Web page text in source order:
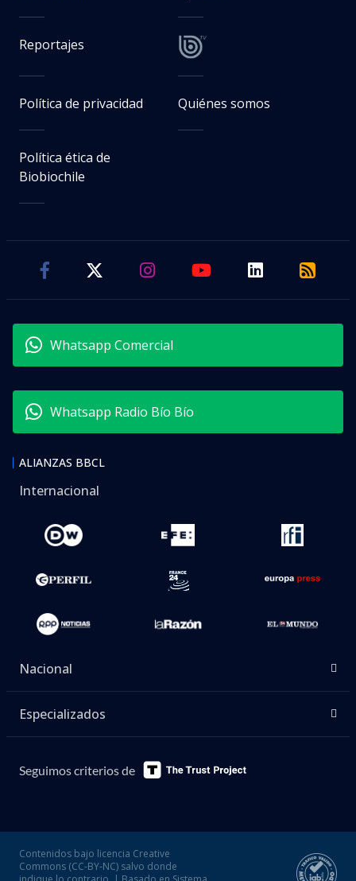
Reportajes
Política de privacidad Quiénes somos
Política ética de
Biobiochile
Whatsapp Comercial
Whatsapp Radio Bío Bío
ALIANZAS BBCL
Internacional
Nacional
Especializados
Seguimos criterios de
Contenidos bajo licencia Creative
Commons (CC-BY-NC) salvo donde